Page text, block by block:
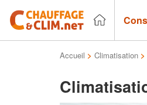
Accueil > Climatisation >